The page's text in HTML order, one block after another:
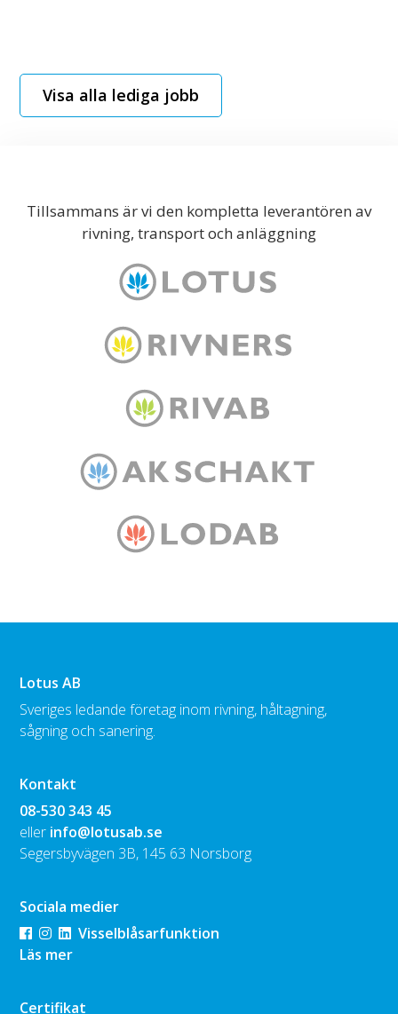
Visa alla lediga jobb
Tillsammans är vi den kompletta leverantören av
rivning, transport och anläggning
Lotus AB
Sveriges ledande företag inom rivning, håltagning,
sågning och sanering.
Kontakt
08-530 343 45
eller info@lotusab.se
Segersbyvägen 3B, 145 63 Norsborg
Sociala medier
Visselblåsarfunktion
Läs mer
Certifikat